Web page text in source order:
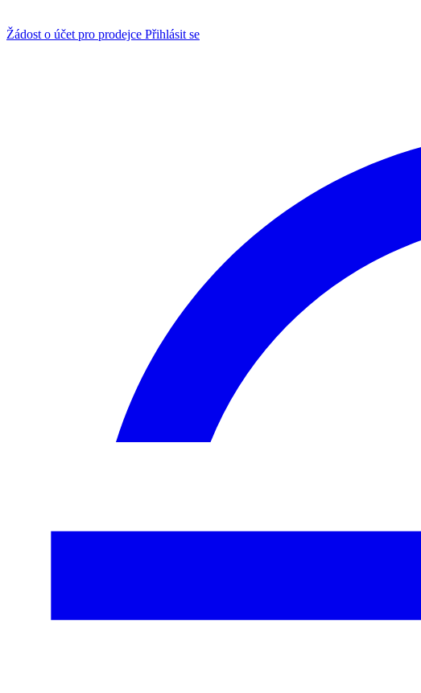
Žádost o účet pro prodejce Přihlásit se